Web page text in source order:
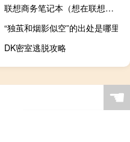
联想商务笔记本（想在联想买个商务本,应该注意什么,配置方面的问题）
“独茧和烟影似空”的出处是哪里
DK密室逃脱攻略
☚